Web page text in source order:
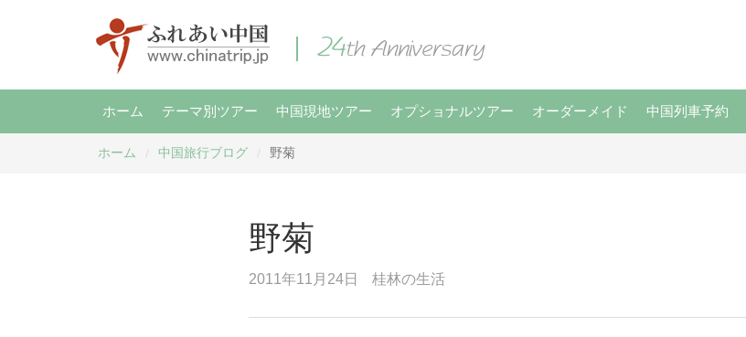
ホーム テーマ別ツアー 中国現地ツアー オプショナルツアー オーダーメイド 中国列車予約
ホーム 中国旅行ブログ 野菊
野菊
2011年11月24日 桂林の生活